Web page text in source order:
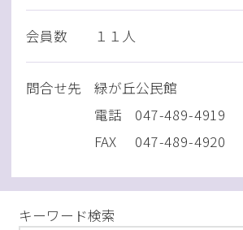
会員数 １１人
問合せ先
緑が丘公民館
電話
047-489-4919
FAX
047-489-4920
キーワード検索